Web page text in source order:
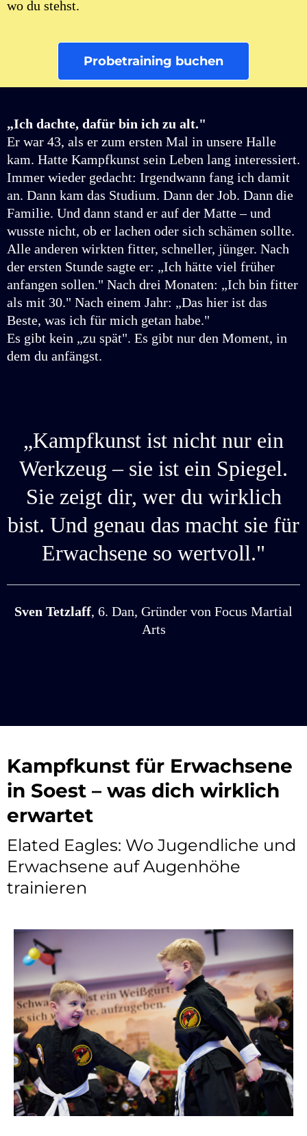
wo du stehst.
Probetraining buchen
„Ich dachte, dafür bin ich zu alt."
Er war 43, als er zum ersten Mal in unsere Halle
kam. Hatte Kampfkunst sein Leben lang interessiert.
Immer wieder gedacht: Irgendwann fang ich damit
an. Dann kam das Studium. Dann der Job. Dann die
Familie. Und dann stand er auf der Matte – und
wusste nicht, ob er lachen oder sich schämen sollte.
Alle anderen wirkten fitter, schneller, jünger. Nach
der ersten Stunde sagte er: „Ich hätte viel früher
anfangen sollen." Nach drei Monaten: „Ich bin fitter
als mit 30." Nach einem Jahr: „Das hier ist das
Beste, was ich für mich getan habe."
Es gibt kein „zu spät". Es gibt nur den Moment, in
dem du anfängst.
„Kampfkunst ist nicht nur ein
Werkzeug – sie ist ein Spiegel.
Sie zeigt dir, wer du wirklich
bist. Und genau das macht sie für
Erwachsene so wertvoll."
Sven Tetzlaff, 6. Dan, Gründer von Focus Martial
Arts
Kampfkunst für Erwachsene
in Soest – was dich wirklich
erwartet
Elated Eagles: Wo Jugendliche und
Erwachsene auf Augenhöhe
trainieren